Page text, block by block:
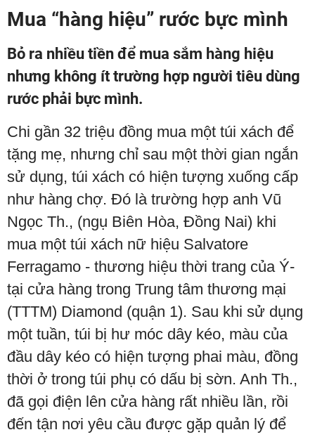
Mua “hàng hiệu” rước bực mình
Bỏ ra nhiều tiền để mua sắm hàng hiệu
nhưng không ít trường hợp người tiêu dùng
rước phải bực mình.
Chi gần 32 triệu đồng mua một túi xách để
tặng mẹ, nhưng chỉ sau một thời gian ngắn
sử dụng, túi xách có hiện tượng xuống cấp
như hàng chợ. Đó là trường hợp anh Vũ
Ngọc Th., (ngụ Biên Hòa, Đồng Nai) khi
mua một túi xách nữ hiệu Salvatore
Ferragamo - thương hiệu thời trang của Ý-
tại cửa hàng trong Trung tâm thương mại
(TTTM) Diamond (quận 1). Sau khi sử dụng
một tuần, túi bị hư móc dây kéo, màu của
đầu dây kéo có hiện tượng phai màu, đồng
thời ở trong túi phụ có dấu bị sờn. Anh Th.,
đã gọi điện lên cửa hàng rất nhiều lần, rồi
đến tận nơi yêu cầu được gặp quản lý để